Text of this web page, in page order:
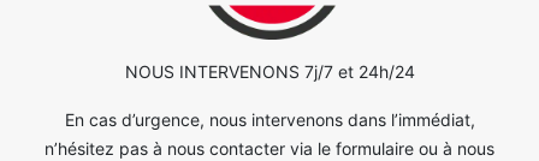
NOUS INTERVENONS 7j/7 et 24h/24
En cas d’urgence, nous intervenons dans l’immédiat,
n’hésitez pas à nous contacter via le formulaire ou à nous